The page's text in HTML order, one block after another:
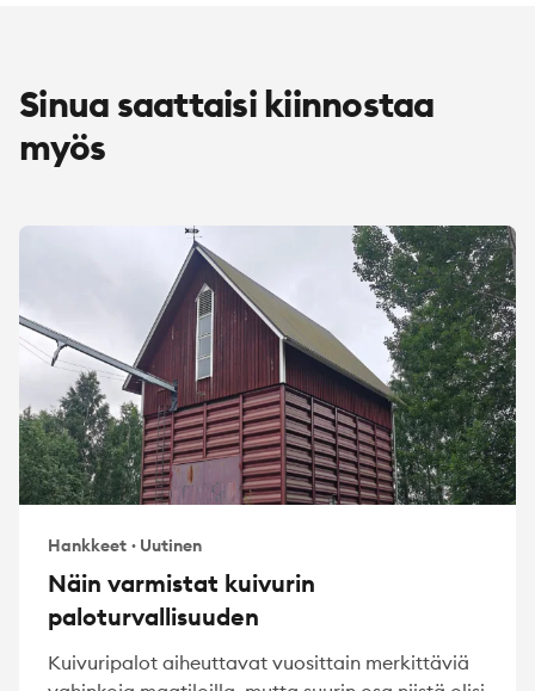
Sinua saattaisi kiinnostaa
myös
Hankkeet · Uutinen
Näin varmistat kuivurin
paloturvallisuuden
Kuivuripalot aiheuttavat vuosittain merkittäviä